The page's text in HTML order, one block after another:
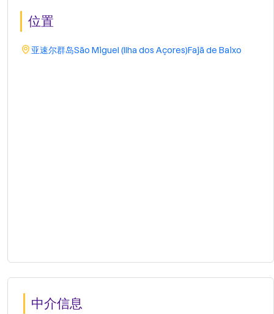
位置
亚速尔群岛São Miguel (Ilha dos Açores)Fajã de Baixo
中介信息